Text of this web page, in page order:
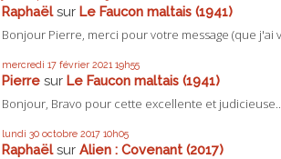
Raphaëlsur Le Faucon maltais (1941)
Bonjour Pierre, merci pour votre message (que j'ai
mercredi 17 février 2021 19h55
Pierre sur Le Faucon maltais (1941)
Bonjour, Bravo pour cette excellente et
lundi 30 octobre 2017 10h05
Raphaëlsur Alien : Covenant (2017)